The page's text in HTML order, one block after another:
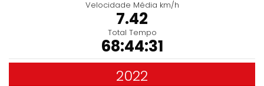
Velocidade Média km/h
7.42
Total Tempo
68:44:31
2022